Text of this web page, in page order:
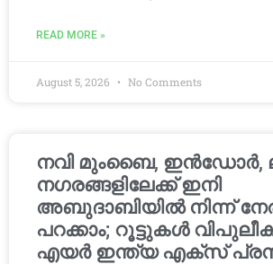
READ MORE »
August 5, 2026 No Comments
നവി മുംബൈ, ഇൻഡോർ,
നഗരങ്ങളിലേക്ക് ഇനി
അബുദാബിയിൽ നിന്ന്
പറക്കാം; റൂട്ടുകൾ
എയർ ഇന്ത്യ എക്സ്